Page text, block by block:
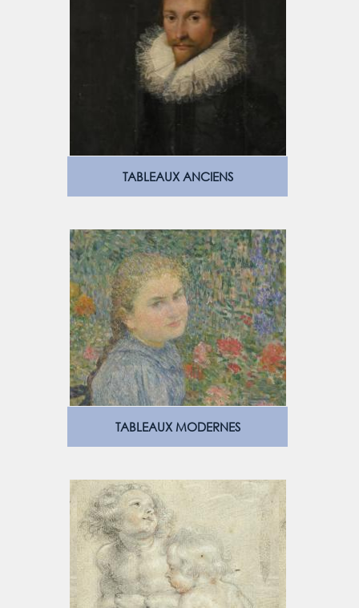
TABLEAUX ANCIENS
TABLEAUX MODERNES